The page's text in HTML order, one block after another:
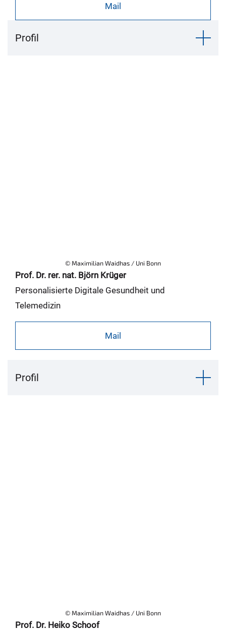
Mail
Profil
© Maximilian Waidhas / Uni Bonn
Prof. Dr. rer. nat. Björn Krüger
Personalisierte Digitale Gesundheit und
Telemedizin
Mail
Profil
© Maximilian Waidhas / Uni Bonn
Prof. Dr. Heiko Schoof